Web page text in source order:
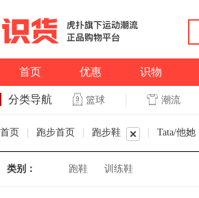
首页 优惠 识物
分类导航 篮球 潮流
首页 跑步首页 跑步鞋 Tata/他她
类别： 跑鞋 训练鞋